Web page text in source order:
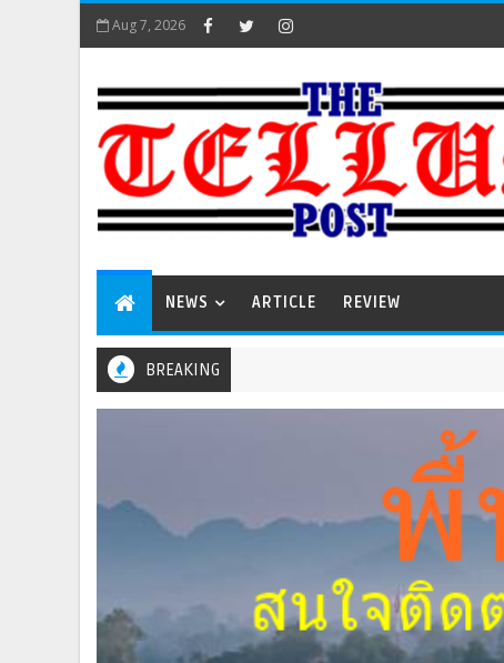
Aug 7, 2026
NEWS ARTICLE REVIEW
BREAKING